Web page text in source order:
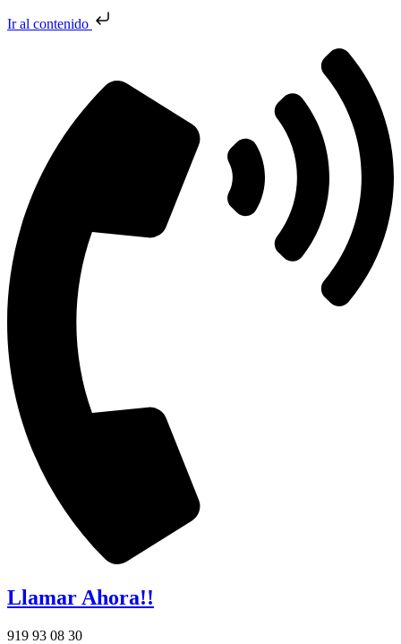
Ir al contenido
Llamar Ahora!!
919 93 08 30